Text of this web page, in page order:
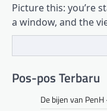
Picture this: you’re
a window, and the
Pos-pos Terbaru
De bijen van